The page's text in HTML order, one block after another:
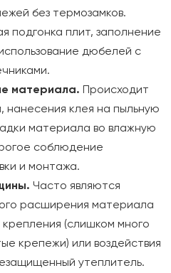
без термозамков.
подгонка плит, заполнение
дюбелей с
материала. Происходит
нанесения клея на пыльную
материала во влажную
соблюдение
и монтажа.
Часто являются
расширения материала
крепления (слишком много
крепежи) или воздействия
утеплитель.